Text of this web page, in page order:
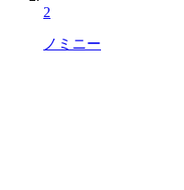
2
ノミニー